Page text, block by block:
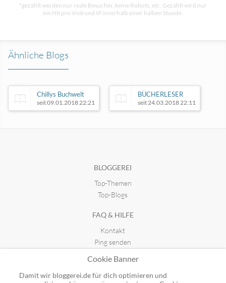
*gezählt werden nur reale Besucher, keine Robots, etc. Gezählt wird nur
ein Hit pro Visit und IP innerhalb einer halben Stunde.
Ähnliche Blogs
Chillys Buchwelt
seit 09.01.2018 22:21
BÜCHERLESER
seit 24.03.2018 22:11
BLOGGEREI
Top-Themen
Top-Blogs
FAQ & HILFE
Kontakt
Ping senden
GUTSCHEINE
Cookie Banner
Damit wir bloggerei.de für dich optimieren und